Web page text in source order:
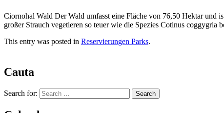
Ciornohal Wald Der Wald umfasst eine Fläche von 76,50 Hektar und
großer Strauch vegetieren so teuer wie die Spezies Cotinus coggygria
This entry was posted in Reservierungen Parks.
Cauta
Search for: